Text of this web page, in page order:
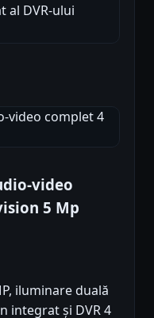
al DVR-ului
video
5 Mp
iluminare duală
integrat și DVR 4